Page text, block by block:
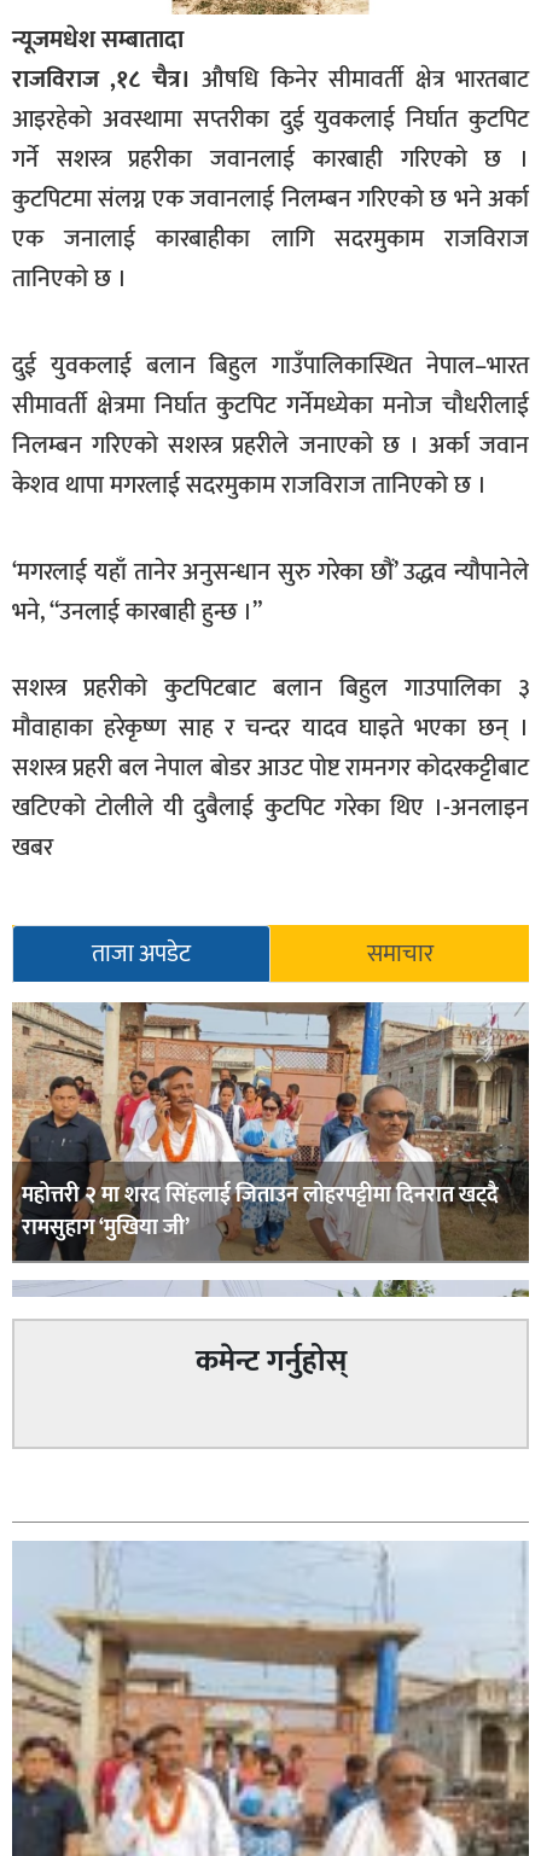
राष्ट्रिय
अन्तराष्ट्रिय
अन्तरबार्ता
अर्थ
खेलकुद
फोटो
भिडियो
शिक्षा
विचार
न्यूजमधेश सम्बातादा
राजविराज ,१८ चैत्र। औषधि किनेर सीमावर्ती क्षेत्र भारतबाट
आइरहेको अवस्थामा सप्तरीका दुई युवकलाई निर्घात कुटपिट
गर्ने सशस्त्र प्रहरीका जवानलाई कारबाही गरिएको छ ।
कुटपिटमा संलग्न एक जवानलाई निलम्बन गरिएको छ भने अर्का
एक जनालाई कारबाहीका लागि सदरमुकाम राजविराज
तानिएको छ ।
दुई युवकलाई बलान बिहुल गाउँपालिकास्थित नेपाल–भारत
सीमावर्ती क्षेत्रमा निर्घात कुटपिट गर्नेमध्येका मनोज चौधरीलाई
निलम्बन गरिएको सशस्त्र प्रहरीले जनाएको छ । अर्का जवान
केशव थापा मगरलाई सदरमुकाम राजविराज तानिएको छ ।
‘मगरलाई यहाँ तानेर अनुसन्धान सुरु गरेका छौं’ उद्धव न्यौपानेले
भने, “उनलाई कारबाही हुन्छ ।”
सशस्त्र प्रहरीको कुटपिटबाट बलान बिहुल गाउपालिका ३
मौवाहाका हरेकृष्ण साह र चन्दर यादव घाइते भएका छन् ।
सशस्त्र प्रहरी बल नेपाल बोडर आउट पोष्ट रामनगर कोदरकट्टीबाट
खटिएको टोलीले यी दुबैलाई कुटपिट गरेका थिए ।-अनलाइन
खबर
ताजा अपडेट समाचार
महोत्तरी २ मा शरद सिंहलाई जिताउन लोहरपट्टीमा दिनरात खट्दै
रामसुहाग ‘मुखिया जी’
सिराहा-२ मा संजय यादव भिड्ने !
कमेन्ट गर्नुहोस्